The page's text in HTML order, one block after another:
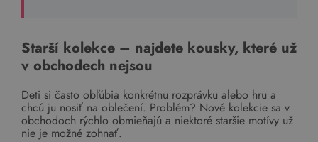
Starší kolekce – najdete kousky, které už
v obchodech nejsou
Deti si často obľúbia konkrétnu rozprávku alebo hru a
chcú ju nosiť na oblečení. Problém? Nové kolekcie sa v
obchodoch rýchlo obmieňajú a niektoré staršie motívy už
nie je možné zohnať.